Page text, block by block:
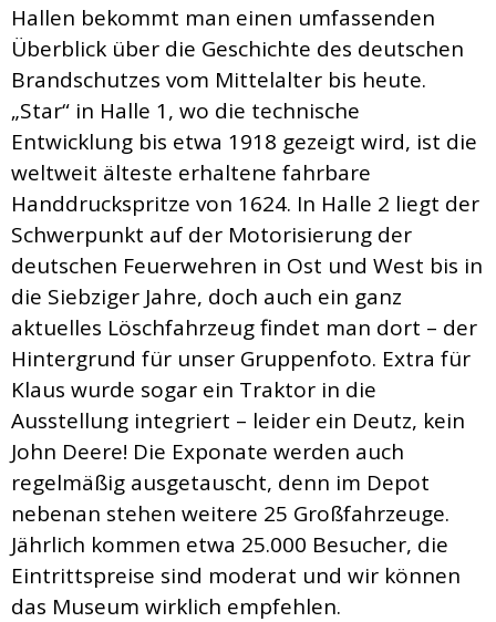
Hallen bekommt man einen umfassenden
Überblick über die Geschichte des deutschen
Brandschutzes vom Mittelalter bis heute.
„Star“ in Halle 1, wo die technische
Entwicklung bis etwa 1918 gezeigt wird, ist die
weltweit älteste erhaltene fahrbare
Handdruckspritze von 1624. In Halle 2 liegt der
Schwerpunkt auf der Motorisierung der
deutschen Feuerwehren in Ost und West bis in
die Siebziger Jahre, doch auch ein ganz
aktuelles Löschfahrzeug findet man dort – der
Hintergrund für unser Gruppenfoto. Extra für
Klaus wurde sogar ein Traktor in die
Ausstellung integriert – leider ein Deutz, kein
John Deere! Die Exponate werden auch
regelmäßig ausgetauscht, denn im Depot
nebenan stehen weitere 25 Großfahrzeuge.
Jährlich kommen etwa 25.000 Besucher, die
Eintrittspreise sind moderat und wir können
das Museum wirklich empfehlen.